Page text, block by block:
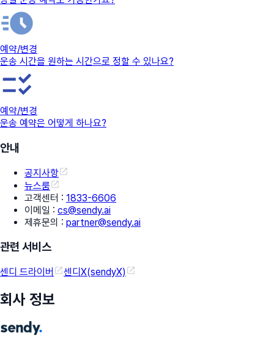
예약/변경
운송 시간을 원하는 시간으로 정할 수 있나요?
예약/변경
운송 예약은 어떻게 하나요?
안내
공지사항
뉴스룸
고객센터 : 1833-6606
이메일 : cs@sendy.ai
제휴문의 : partner@sendy.ai
관련 서비스
센디 드라이버 센디X(sendyX)
회사 정보